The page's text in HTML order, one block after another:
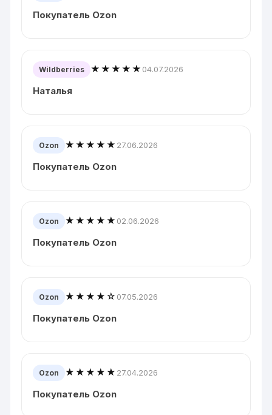
Покупатель Ozon
Wildberries ★★★★★ 04.07.2026
Наталья
Ozon ★★★★★ 27.06.2026
Покупатель Ozon
Ozon ★★★★★ 02.06.2026
Покупатель Ozon
Ozon ★★★★☆ 07.05.2026
Покупатель Ozon
Ozon ★★★★★ 27.04.2026
Покупатель Ozon